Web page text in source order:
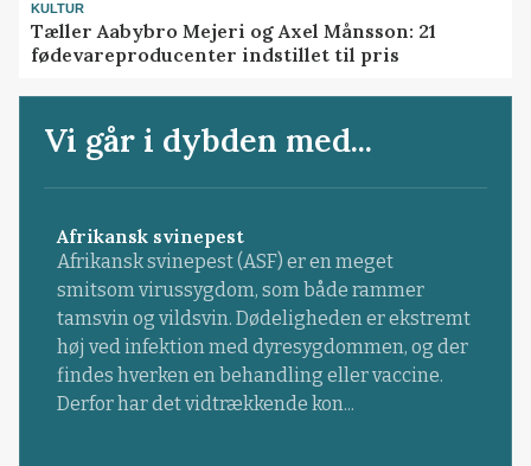
KULTUR
Tæller Aabybro Mejeri og Axel Månsson: 21
fødevareproducenter indstillet til pris
Vi går i dybden med...
Afrikansk svinepest
Afrikansk svinepest (ASF) er en meget
smitsom virussygdom, som både rammer
tamsvin og vildsvin. Dødeligheden er ekstremt
høj ved infektion med dyresygdommen, og der
findes hverken en behandling eller vaccine.
Derfor har det vidtrækkende kon...